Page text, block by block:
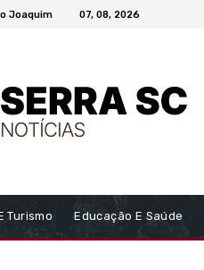
Joaquim 07, 08, 2026
Turismo Educação E Saúde